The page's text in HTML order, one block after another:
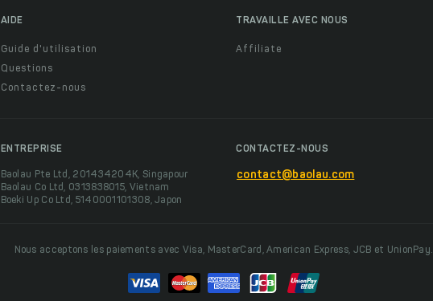
AIDE
Guide d'utilisation
Questions
Contactez-nous
TRAVAILLE AVEC NOUS
Affiliate
ENTREPRISE
Baolau Pte Ltd, 201434204K, Singapour
Baolau Co Ltd, 0313838015, Vietnam
Boeki Up Co Ltd, 5140001101308, Japon
CONTACTEZ-NOUS
contact@baolau.com
Nous acceptons les paiements avec Visa, MasterCard, American Express, JCB et UnionPay.